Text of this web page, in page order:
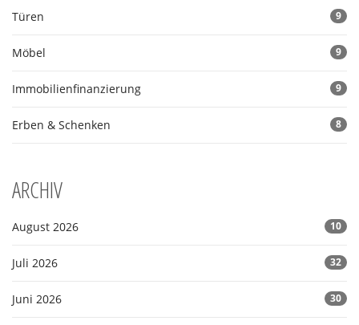
Türen 9
Möbel 9
Immobilienfinanzierung 9
Erben & Schenken 8
ARCHIV
August 2026 10
Juli 2026 32
Juni 2026 30